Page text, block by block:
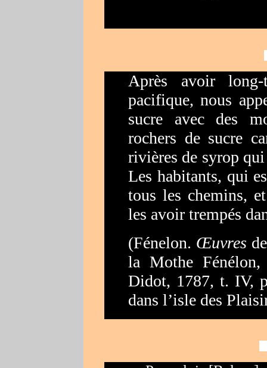
Après avoir
pacifique, nous
sucre avec des
rochers de sucre
rivières de syrop
Les habitants, qui
tous les chemins,
les avoir trempés
(Fénelon. Œuvres
la Mothe
Didot, 1787, t. IV,
dans l’isle des